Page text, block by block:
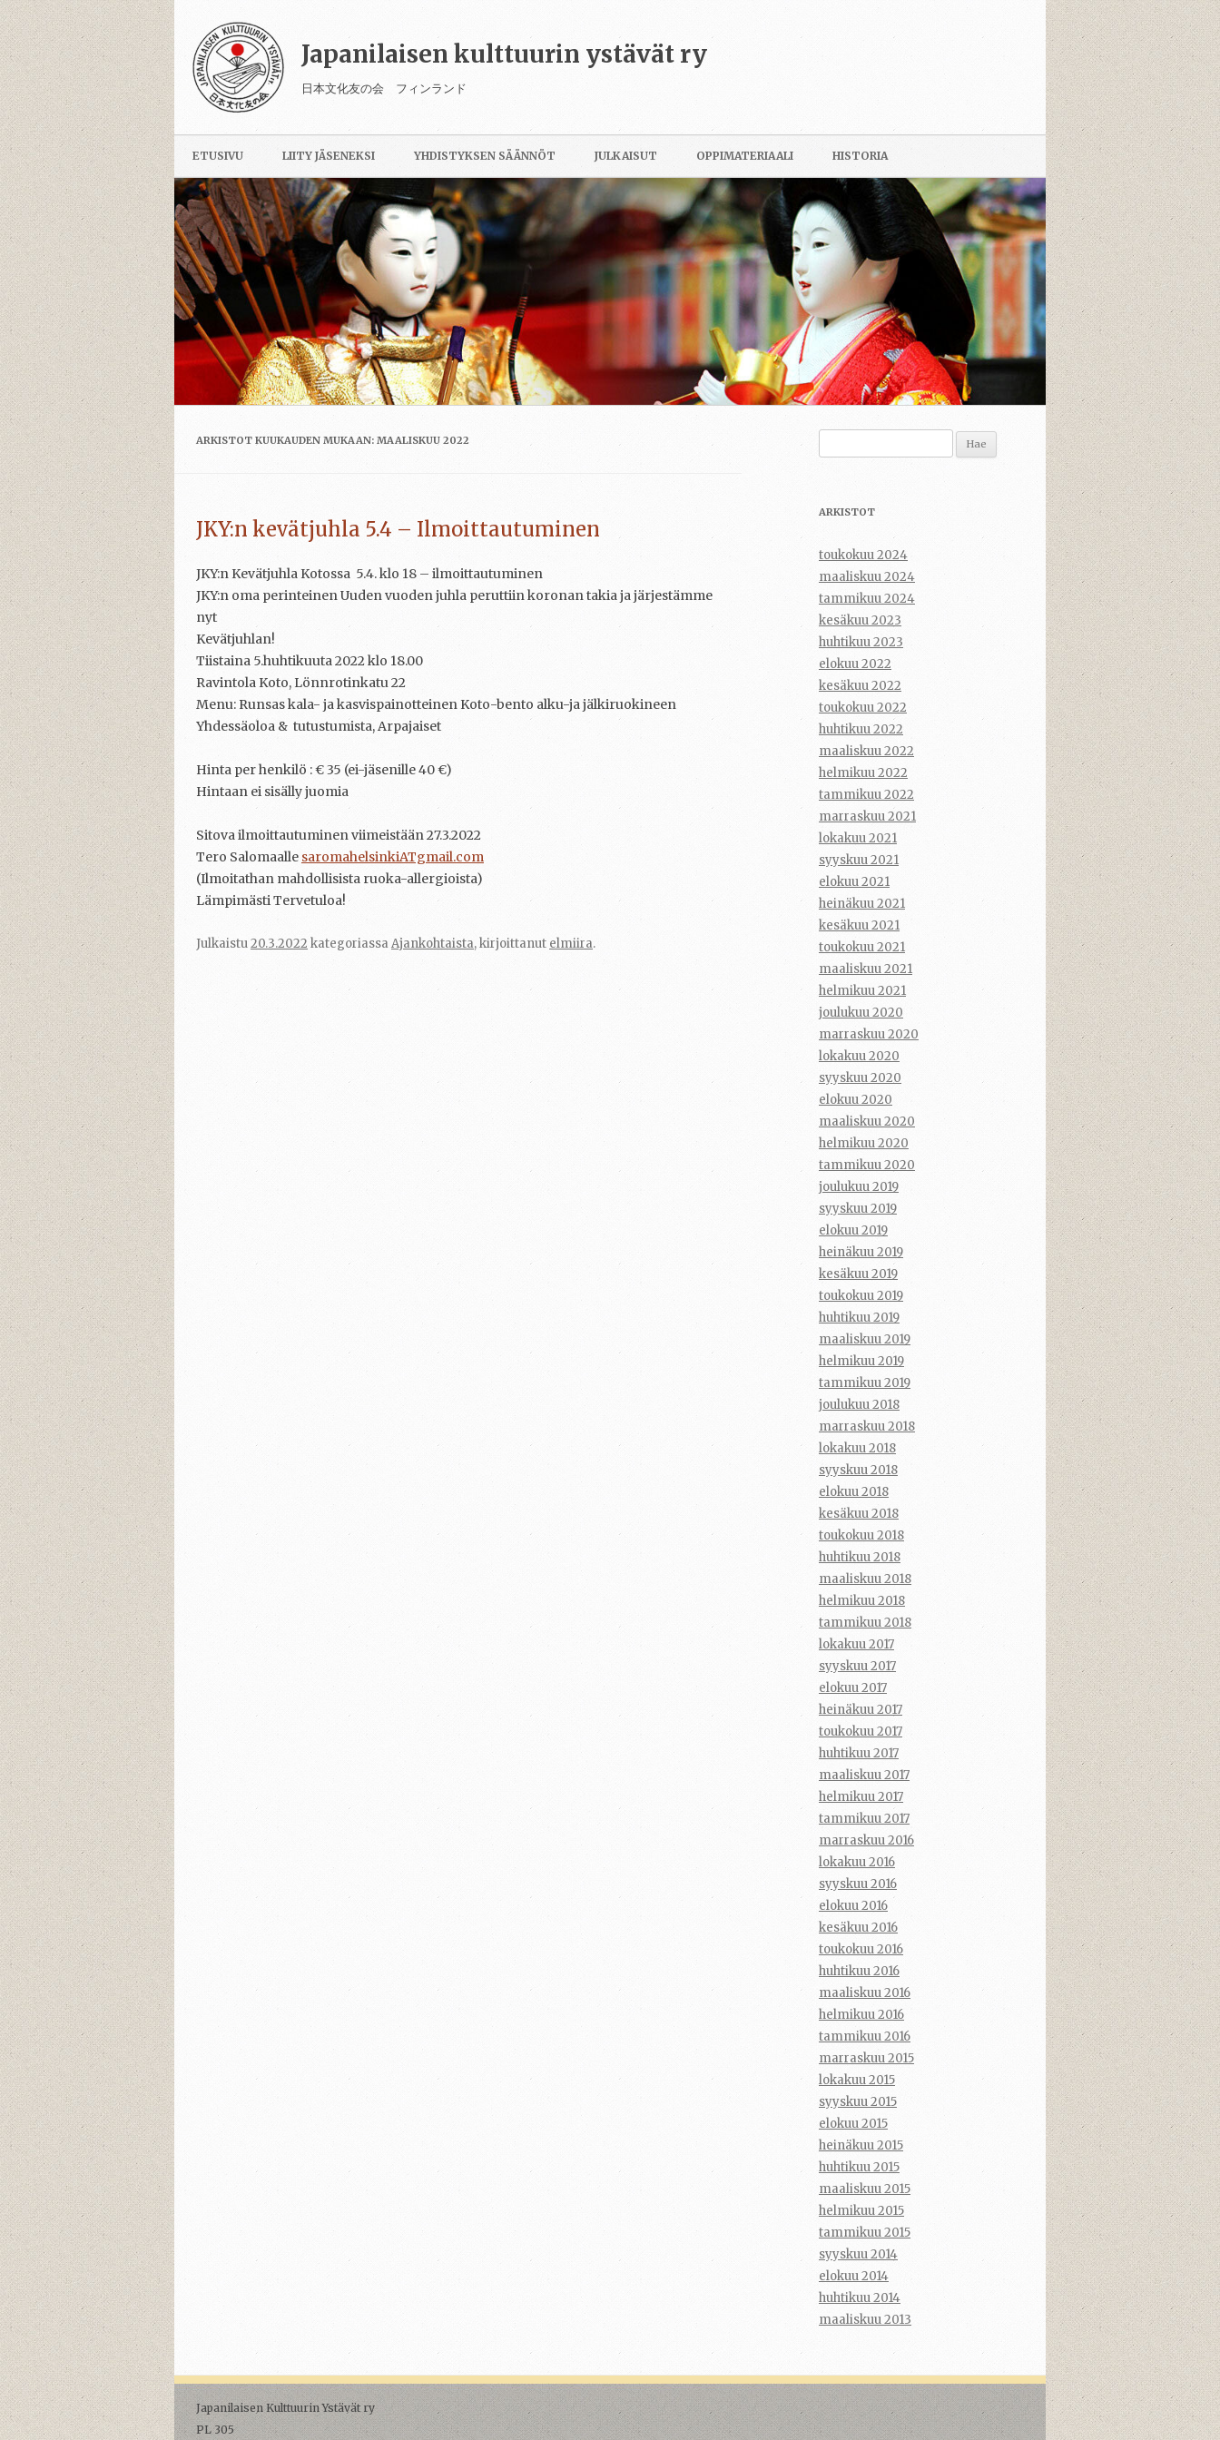
Japanilaisen kulttuurin ystävät ry
日本文化友の会 フィンランド
sisältöön
ETUSIVU LIITY JÄSENEKSI YHDISTYKSEN SÄÄNNÖT JULKAISUT OPPIMATERIAALI HISTORIA
JAPANI-PÄIVÄ 2009
KUVIA MATKAN VARRELTA
LIBARO DE (YRJÖ) KUIKKA.
VERKOJ PRI JAPANIO EN
ESPERANTO
ARKISTOT KUUKAUDEN MUKAAN: MAALISKUU 2022
JKY:n kevätjuhla 5.4 – Ilmoittautuminen
JKY:n Kevätjuhla Kotossa 5.4. klo 18 – ilmoittautuminen
JKY:n oma perinteinen Uuden vuoden juhla peruttiin koronan takia ja järjestämme
nyt
Kevätjuhlan!
Tiistaina 5.huhtikuuta 2022 klo 18.00
Ravintola Koto, Lönnrotinkatu 22
Menu: Runsas kala- ja kasvispainotteinen Koto-bento alku-ja jälkiruokineen
Yhdessäoloa & tutustumista, Arpajaiset
Hinta per henkilö : € 35 (ei-jäsenille 40 €)
Hintaan ei sisälly juomia
Sitova ilmoittautuminen viimeistään 27.3.2022
Tero Salomaalle saromahelsinkiATgmail.com
(Ilmoitathan mahdollisista ruoka-allergioista)
Lämpimästi Tervetuloa!
Julkaistu20.3.2022 kategoriassaAjankohtaista, kirjoittanut elmiira.
ARKISTOT
toukokuu 2024
maaliskuu 2024
tammikuu 2024
kesäkuu 2023
huhtikuu 2023
elokuu 2022
kesäkuu 2022
toukokuu 2022
huhtikuu 2022
maaliskuu 2022
helmikuu 2022
tammikuu 2022
marraskuu 2021
lokakuu 2021
syyskuu 2021
elokuu 2021
heinäkuu 2021
kesäkuu 2021
toukokuu 2021
maaliskuu 2021
helmikuu 2021
joulukuu 2020
marraskuu 2020
lokakuu 2020
syyskuu 2020
elokuu 2020
maaliskuu 2020
helmikuu 2020
tammikuu 2020
joulukuu 2019
syyskuu 2019
elokuu 2019
heinäkuu 2019
kesäkuu 2019
toukokuu 2019
huhtikuu 2019
maaliskuu 2019
helmikuu 2019
tammikuu 2019
joulukuu 2018
marraskuu 2018
lokakuu 2018
syyskuu 2018
elokuu 2018
kesäkuu 2018
toukokuu 2018
huhtikuu 2018
maaliskuu 2018
helmikuu 2018
tammikuu 2018
lokakuu 2017
syyskuu 2017
elokuu 2017
heinäkuu 2017
toukokuu 2017
huhtikuu 2017
maaliskuu 2017
helmikuu 2017
tammikuu 2017
marraskuu 2016
lokakuu 2016
syyskuu 2016
elokuu 2016
kesäkuu 2016
toukokuu 2016
huhtikuu 2016
maaliskuu 2016
helmikuu 2016
tammikuu 2016
marraskuu 2015
lokakuu 2015
syyskuu 2015
elokuu 2015
heinäkuu 2015
huhtikuu 2015
maaliskuu 2015
helmikuu 2015
tammikuu 2015
syyskuu 2014
elokuu 2014
huhtikuu 2014
maaliskuu 2013
Japanilaisen Kulttuurin Ystävät ry
PL 305